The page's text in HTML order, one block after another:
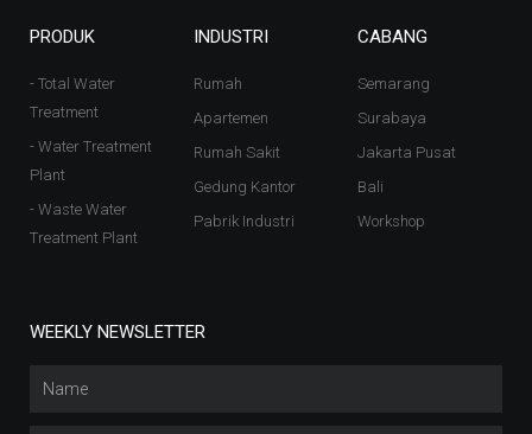
PRODUK
- Total Water
Treatment
- Water Treatment
Plant
- Waste Water
Treatment Plant
INDUSTRI
Rumah
Apartemen
Rumah Sakit
Gedung Kantor
Pabrik Industri
CABANG
Semarang
Surabaya
Jakarta Pusat
Bali
Workshop
WEEKLY NEWSLETTER